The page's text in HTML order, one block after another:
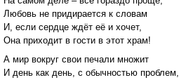
Любовь не придирается к словам
И, если сердце ждёт её и хочет,
Она приходит в гости в этот храм!
А мир вокруг свои печали множит
И день как день, с обычностью проблем,